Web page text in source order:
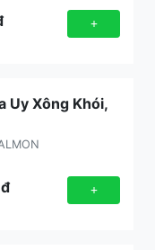
+
Uy Xông Khói,
+